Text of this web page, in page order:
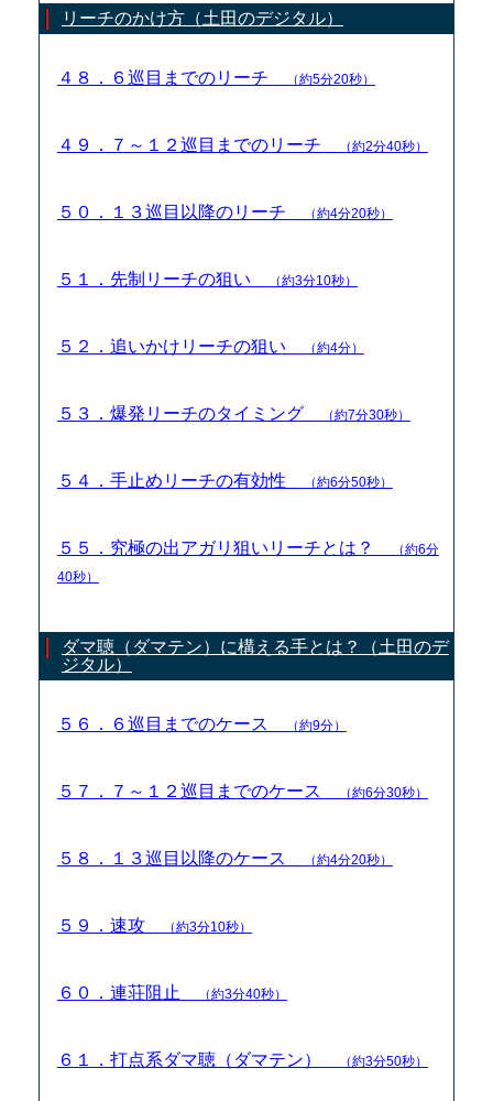
リーチのかけ方（土田のデジタル）
４８．６巡目までのリーチ （約5分20秒）
４９．７～１２巡目までのリーチ （約2分40秒）
５０．１３巡目以降のリーチ （約4分20秒）
５１．先制リーチの狙い （約3分10秒）
５２．追いかけリーチの狙い （約4分）
５３．爆発リーチのタイミング （約7分30秒）
５４．手止めリーチの有効性 （約6分50秒）
５５．究極の出アガリ狙いリーチとは？
（約6分
40秒）
ダマ聴（ダマテン）に構える手とは？（土田のデ
ジタル）
５６．６巡目までのケース （約9分）
５７．７～１２巡目までのケース （約6分30秒）
５８．１３巡目以降のケース （約4分20秒）
５９．速攻 （約3分10秒）
６０．連荘阻止 （約3分40秒）
６１．打点系ダマ聴（ダマテン） （約3分50秒）